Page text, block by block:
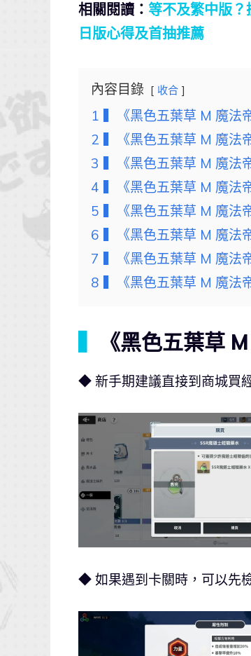
相關閱讀： 等不及繁中版
日版心得及首抽推薦
內容目錄 收合
1
▍《黑色五葉草 M 魔法
2
▍《黑色五葉草 M 魔法
3
▍《黑色五葉草 M 魔法
4
▍《黑色五葉草 M 魔法
5
▍《黑色五葉草 M 魔法
6
▍《黑色五葉草 M 魔法
7
▍《黑色五葉草 M 魔法
8
▍《黑色五葉草 M 魔法
《黑色五葉草
◆ 新手期建議直接到商城買
◆ 如果遇到卡關時，可以先